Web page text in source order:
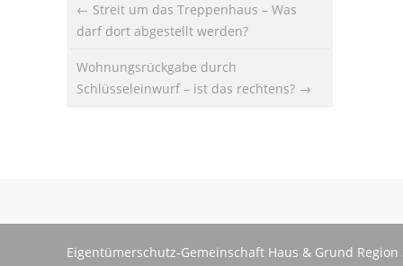
← Streit um das Treppenhaus – Was
darf dort abgestellt werden?
Wohnungsrückgabe durch
Schlüsseleinwurf – ist das rechtens? →
Eigentümerschutz-Gemeinschaft Haus & Grund